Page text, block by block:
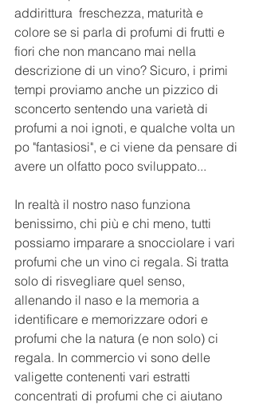
addirittura  freschezza, maturità e
colore se si parla di profumi di frutti e
fiori che non mancano mai nella
descrizione di un vino? Sicuro, i primi
tempi proviamo anche un pizzico di
sconcerto sentendo una varietà di
profumi a noi ignoti, e qualche volta un
po "fantasiosi", e ci viene da pensare di
avere un olfatto poco sviluppato...
In realtà il nostro naso funziona
benissimo, chi più e chi meno, tutti
possiamo imparare a snocciolare i vari
profumi che un vino ci regala. Si tratta
solo di risvegliare quel senso,
allenando il naso e la memoria a
identificare e memorizzare odori e
profumi che la natura (e non solo) ci
regala. In commercio vi sono delle
valigette contenenti vari estratti
concentrati di profumi che ci aiutano